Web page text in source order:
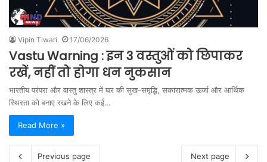
Vipin Tiwari 17/06/2026
Vastu Warning : इन 3 वस्तुओं को छिपाकर
रखें, नहीं तो होगा धन नुकसान
भारतीय परंपरा और वास्तु शास्त्र में घर की सुख-समृद्धि, सकारात्मक ऊर्जा और आर्थिक
स्थिरता को बनाए रखने के लिए कई…
Read More »
Previous page Next page